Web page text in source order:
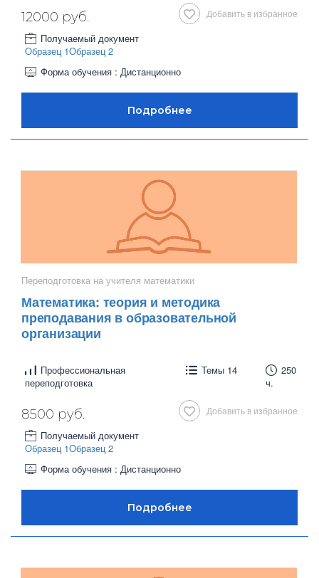
Добавить в избранное
12000 руб.
Получаемый документ
Образец 1Образец 2
Форма обучения : Дистанционно
Переподготовка на учителя математики
Математика: теория и методика
преподавания в образовательной
организации
Профессиональная
переподготовка
Темы 14
250
ч.
Добавить в избранное
8500 руб.
Получаемый документ
Образец 1Образец 2
Форма обучения : Дистанционно